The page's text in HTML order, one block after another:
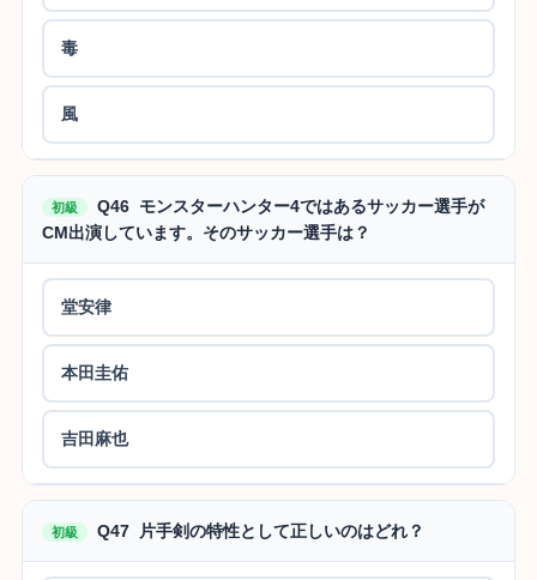
毒
風
初級
Q46 モンスターハンター4ではあるサッカー選手が
CM出演しています。そのサッカー選手は？
堂安律
本田圭佑
吉田麻也
初級 Q47 片手剣の特性として正しいのはどれ？